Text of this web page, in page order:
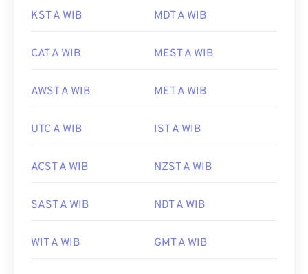
KST A WIB MDT A WIB
CAT A WIB MEST A WIB
AWST A WIB MET A WIB
UTC A WIB IST A WIB
ACST A WIB NZST A WIB
SAST A WIB NDT A WIB
WIT A WIB GMT A WIB